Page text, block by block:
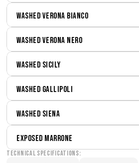
Washed Verona Bianco
Washed Verona Nero
Washed Sicily
Washed Gallipoli
Washed Siena
Exposed Marrone
Technical Specifications: